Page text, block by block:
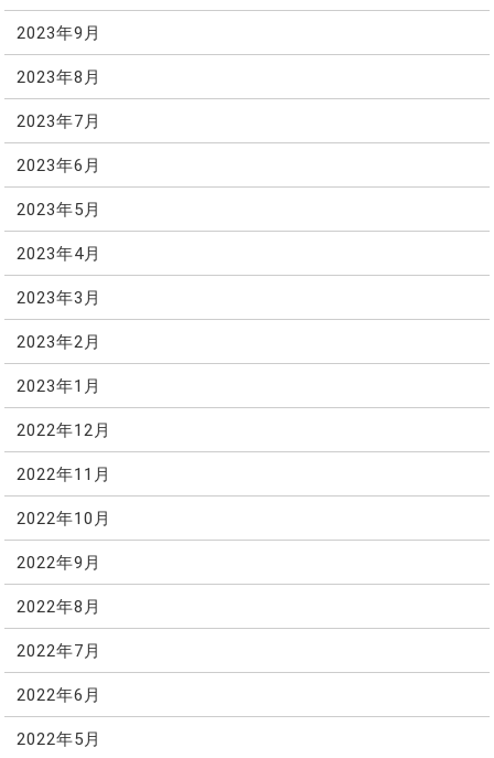
2023年9月
2023年8月
2023年7月
2023年6月
2023年5月
2023年4月
2023年3月
2023年2月
2023年1月
2022年12月
2022年11月
2022年10月
2022年9月
2022年8月
2022年7月
2022年6月
2022年5月